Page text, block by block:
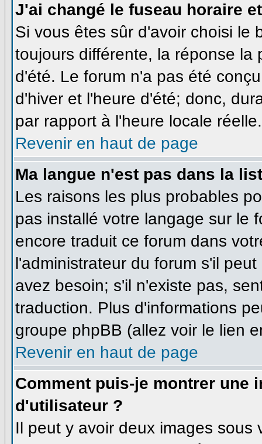
J'ai changé le fuseau horaire
Si vous êtes sûr d'avoir choisi le
toujours différente, la réponse la
d'été. Le forum n'a pas été
d'hiver et l'heure d'été; donc,
par rapport à l'heure locale réelle.
Revenir en haut de page
Ma langue n'est pas dans la
Les raisons les plus probables
pas installé votre langage sur le
encore traduit ce forum dans
l'administrateur du forum s'il
avez besoin; s'il n'existe pas,
traduction. Plus d'informations
groupe phpBB (allez voir le lien
Revenir en haut de page
Comment puis-je montrer une
d'utilisateur ?
Il peut y avoir deux images sous